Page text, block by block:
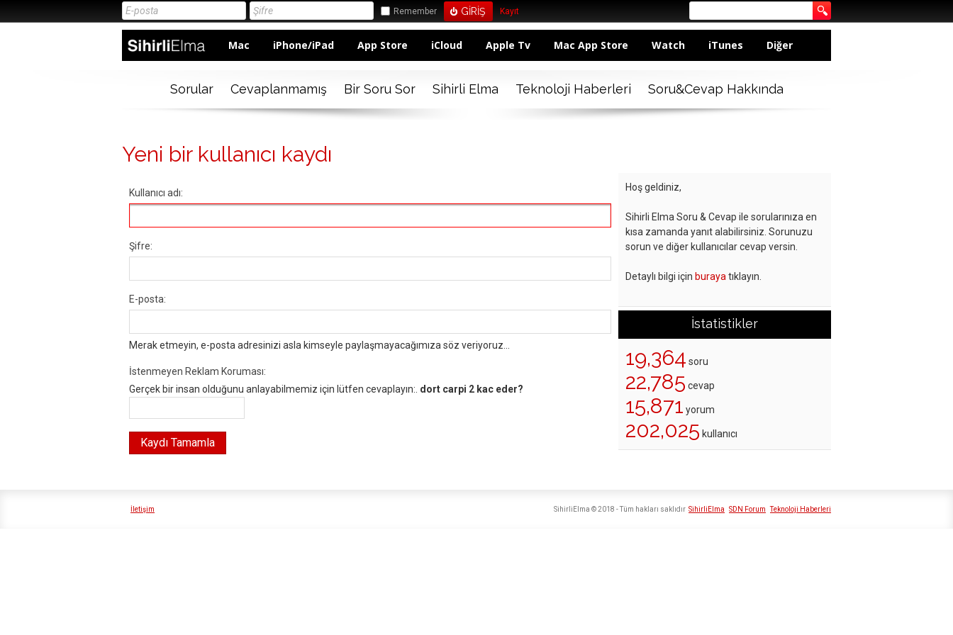
Remember Kayıt
Mac iPhone/iPad App Store iCloud Apple Tv Mac App Store Watch iTunes Diğer
Sorular Cevaplanmamış Bir Soru Sor Sihirli Elma Teknoloji Haberleri Soru&Cevap Hakkında
Yeni bir kullanıcı kaydı
Kullanıcı adı:
Şifre:
E-posta:
Merak etmeyin, e-posta adresinizi asla kimseyle paylaşmayacağımıza söz veriyoruz...
İstenmeyen Reklam Koruması:
Gerçek bir insan olduğunu anlayabilmemiz için lütfen cevaplayın:. dort carpi 2 kac eder?
Hoş geldiniz,
Sihirli Elma Soru & Cevap ile sorularınıza en
kısa zamanda yanıt alabilirsiniz. Sorunuzu
sorun ve diğer kullanıcılar cevap versin.
Detaylı bilgi için buraya tıklayın.
İstatistikler
19,364 soru
22,785 cevap
15,871 yorum
202,025 kullanıcı
İletişim SihirliElma SDN Forum Teknoloji Haberleri
SihirliElma © 2018 - Tüm hakları saklıdır